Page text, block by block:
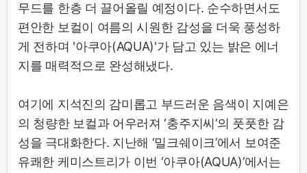
무드를 한층 더 끌어올릴 예정이다. 순수하면서도
편안한 보컬이 여름의 시원한 감성을 더욱 풍성하
게 전하며 '아쿠아(AQUA)'가 담고 있는 밝은 에너
지를 매력적으로 완성해냈다.
여기에 지석진의 감미롭고 부드러운 음색이 지예은
의 청량한 보컬과 어우러져 ‘충주지씨’의 풋풋한 감
성을 극대화한다. 지난해 ‘밀크쉐이크’에서 보여준
유쾌한 케미스트리가 이번 ‘아쿠아(AQUA)’에서는